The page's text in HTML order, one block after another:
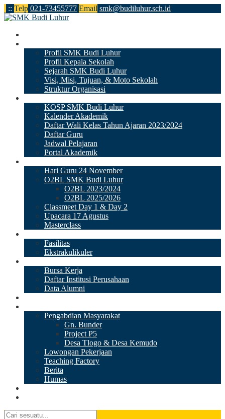
:: Telp 021-73455777 Email smk@budiluhur.sch.id
Profil SMK Budi Luhur
Profil Kepala Sekolah
Sejarah SMK Budi Luhur
Visi, Misi, Tujuan, & Moto Sekolah
Struktur Organisasi
KOSP SMK Budi Luhur
Kalender Akademik
Daftar Wali Kelas Tahun Ajaran 2023/2024
Daftar Guru
Jadwal Pelajaran
Portal Akademik
Hari Guru 24 November
O2BL SMK Budi Luhur
O2BL 2023/2024
O2BL 2025/2026
Classmeet Day 1 & Day 2
Upacara 17 Agustus
Masterclass
Fasilitas
Ekstrakulikuler
Bursa Kerja
Daftar Institusi Perusahaan
Data Alumni
Pengabdian Masyarakat
Gn. Bunder
Project P5
Desa Tlogo & Desa Kemudo
Lowongan Pekerjaan
Teaching Factory
Berita
Humas